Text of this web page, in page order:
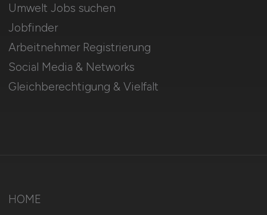
Umwelt Jobs suchen
Jobfinder
Arbeitnehmer Registrierung
Social Media & Networks
Gleichberechtigung & Vielfalt
HOME